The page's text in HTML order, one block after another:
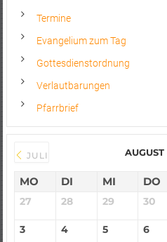
Termine
Evangelium zum Tag
Gottesdienstordnung
Verlautbarungen
Pfarrbrief
JULI
MO DI MI DO
27 28 29 30
3 4 5 6